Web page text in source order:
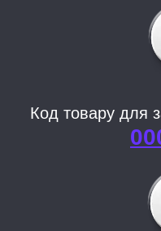
Код товару для